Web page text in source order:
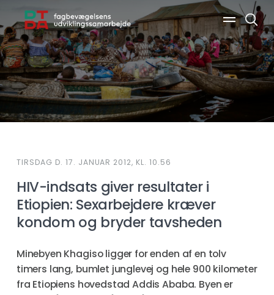
Søg
TIRSDAG D. 17. JANUAR 2012, KL. 10.56
HIV-indsats giver resultater i
Etiopien: Sexarbejdere kræver
kondom og bryder tavsheden
Minebyen Khagiso ligger for enden af en tolv
timers lang, bumlet junglevej og hele 900 kilometer
fra Etiopiens hovedstad Addis Ababa. Byen er